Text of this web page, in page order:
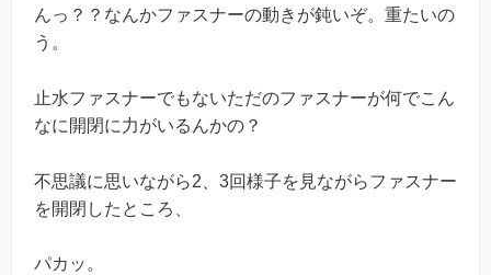
んっ？？なんかファスナーの動きが鈍いぞ。重たいの
う。
止水ファスナーでもないただのファスナーが何でこん
なに開閉に力がいるんかの？
不思議に思いながら2、3回様子を見ながらファスナー
を開閉したところ、
パカッ。